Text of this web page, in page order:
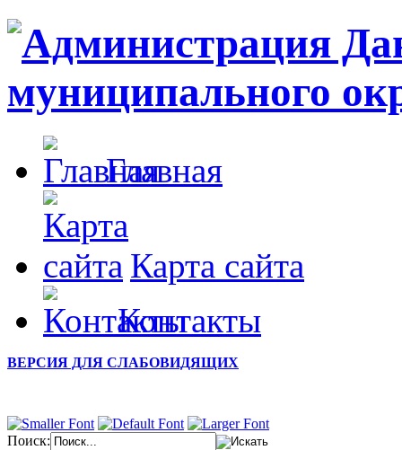
Главная
Карта сайта
Контакты
ВЕРСИЯ ДЛЯ СЛАБОВИДЯЩИХ
Поиск: